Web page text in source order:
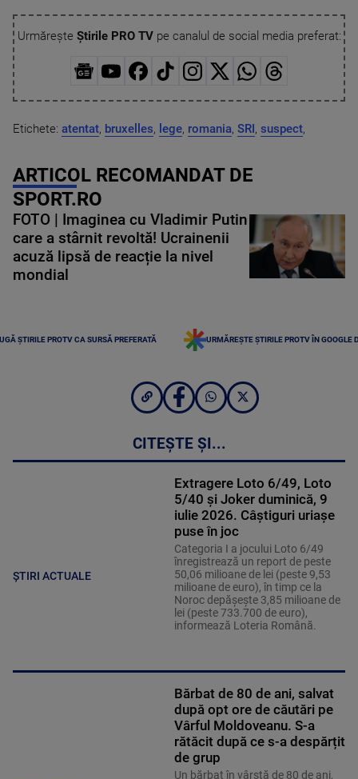
Urmărește Știrile PRO TVpe canalul de social media preferat:
Etichete: atentat, bruxelles, lege, romania, SRI, suspect,
ARTICOL RECOMANDAT DE
SPORT.RO
FOTO | Imaginea cu Vladimir Putin
care a stârnit revoltă! Ucrainenii
acuză lipsă de reacție la nivel
mondial
ȘTIRILE PROTV CA SURSĂ PREFERATĂ URMĂREȘTE ȘTIRILE PROTV ÎN GOOGLE
CITEȘTE ȘI...
ȘTIRI ACTUALE
Extragere Loto 6/49, Loto
5/40 și Joker duminică, 9
iulie 2026. Câștiguri uriașe
puse în joc
Categoria I a jocului Loto 6/49
înregistrează un report de peste
50,06 milioane de lei (peste 9,53
milioane de euro), în timp ce la
Noroc depăşeşte 3,85 milioane de
lei (peste 733.700 de euro),
informează Loteria Română.
Bărbat de 80 de ani, salvat
după opt ore de căutări pe
Vârful Moldoveanu. S-a
rătăcit după ce s-a despărțit
de grup
Un bărbat în vârstă de 80 de ani,